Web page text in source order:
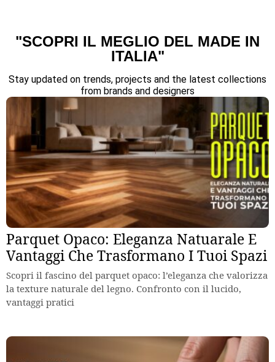
"SCOPRI IL MEGLIO DEL MADE IN
ITALIA"
Stay updated on trends, projects and the latest collections
from brands and designers
Parquet Opaco: Eleganza Natuarale E
Vantaggi Che Trasformano I Tuoi Spazi
Scopri il fascino del parquet opaco: l’eleganza che valorizza
la texture naturale del legno. Confronto con il lucido,
vantaggi pratici